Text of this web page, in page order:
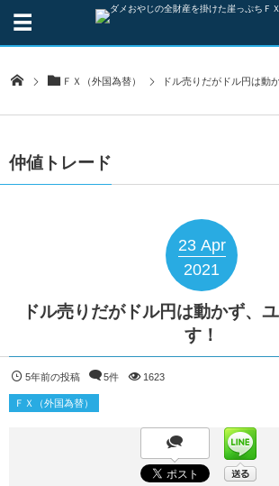
ＦＸ（外国為替） ドル売りだがドル円は動
仲値トレード
23 Apr
2021
ドル売りだがドル円は動かず、
す！
5年前の投稿 5件 1623
ＦＸ（外国為替）